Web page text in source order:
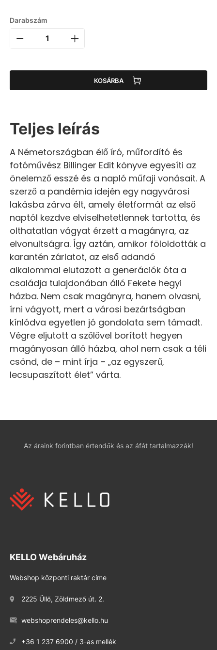
Darabszám
KOSÁRBA
Teljes leírás
A Németországban élő író, műfordító és
fotóművész Billinger Edit könyve egyesíti az
önelemző esszé és a napló műfaji vonásait. A
szerző a pandémia idején egy nagyvárosi
lakásba zárva élt, amely életformát az első
naptól kezdve elviselhetetlennek tartotta, és
olthatatlan vágyat érzett a magányra, az
elvonultságra. Így aztán, amikor föloldották a
karantén zárlatot, az első adandó
alkalommal elutazott a generációk óta a
családja tulajdonában álló Fekete hegyi
házba. Nem csak magányra, hanem olvasni,
írni vágyott, mert a városi bezártságban
kínlódva egyetlen jó gondolata sem támadt.
Végre eljutott a szőlővel borított hegyen
magányosan álló házba, ahol nem csak a téli
csönd, de – mint írja – „az egyszerű,
lecsupaszított élet” várta.
Az áraink forintban értendők és az áfát tartalmazzák!
KELLO Webáruház
Webshop központi raktár címe
2225 Üllő, Zöldmező út. 2.
webshoprendeles@kello.hu
+36 1 237 6900 / 3-as mellék